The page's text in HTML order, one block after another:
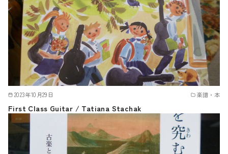
2023年10月29日 楽譜・本
First Class Guitar / Tatiana Stachak